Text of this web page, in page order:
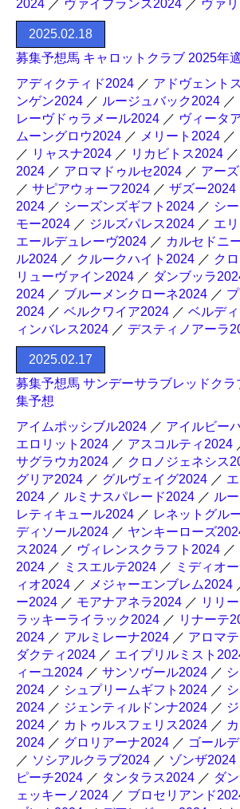
2024 ／ ヴァイブランス2024 ／ ヴァ
2025.02.18
募集予想馬 キャロットクラブ 2025年
アディクティド2024 ／ アドヴェント
ンゲン2024 ／ ルージュバック2024 ／
レーヴドゥラメール2024 ／ ヴィータ
ムーングロウ2024 ／ メリート2024 ／
／ リャスナ2024 ／ リカビトス2024 ／
2024 ／ アロマドゥルセ2024 ／ アー
／ サピアウォーフ2024 ／ ザズー2024
2024 ／ シーズンズギフト2024 ／ シ
モー2024 ／ ジルズパレス2024 ／ エ
エールデュレーヴ2024 ／ カルセドニ
ル2024 ／ クルークハイト2024 ／ ク
リューヴァイン2024 ／ ダンブッラ
2024 ／ ブルーメンクローネ2024 ／
2024 ／ ベルクワイア2024 ／ ベルデ
ィンバレス2024 ／ デスティノアーラ
2025.02.17
募集予想馬 サンデーサラブレッドクラ
集予想
アイムポッシブル2024 ／ アイルビー
エロリット2024 ／ アスコルティ2024
サグラウカ2024 ／ クロノジェネシス
グリア2024 ／ グルヴェイグ2024 ／
2024 ／ ルミナスパレード2024 ／ ル
レティキュール2024 ／ レネットグル
ディソール2024 ／ ヤンキーローズ
ス2024 ／ ヴィレンスクラフト2024 ／
2024 ／ ミスエルテ2024 ／ ミディオ
ィオ2024 ／ メジャーエンブレム2024
ー2024 ／ モアナアネラ2024 ／ リリ
ラッキーライラック2024 ／ リナーテ
2024 ／ アルミレーナ2024 ／ アロマ
ダクティ2024 ／ エイプリルミスト
ィーユ2024 ／ サンソヴール2024 ／
2024 ／ シュプリームギフト2024 ／
2024 ／ ジェンティルドンナ2024 ／
2024 ／ カトゥルスフェリス2024 ／
2024 ／ グロリアーナ2024 ／ ゴール
／ ソシアルクラブ2024 ／ ゾンザ2024
ピーチ2024 ／ タンタラス2024 ／ ダ
ェッキーノ2024 ／ ブロセリアンド